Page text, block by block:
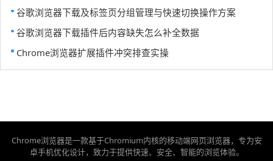
谷歌浏览器下载及标签页分组管理与快速切换操作方案
谷歌浏览器下载插件后内容缺失怎么补全数据
Chrome浏览器扩展插件冲突排查实操
Chrome浏览器是一款基于Chromium内核的移动端网页浏览器，专为安
卓手机优化设计，致力于提供快速、安全、智能的浏览体验。